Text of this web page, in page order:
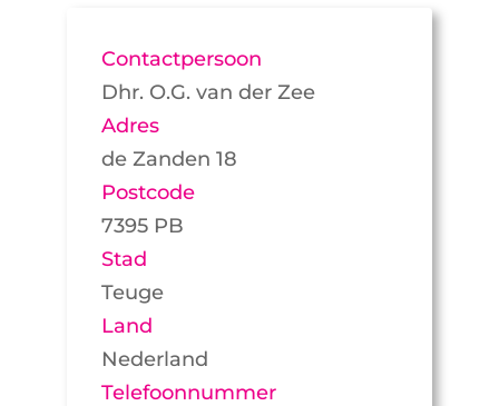
Contactpersoon
Dhr. O.G. van der Zee
Adres
de Zanden 18
Postcode
7395 PB
Stad
Teuge
Land
Nederland
Telefoonnummer